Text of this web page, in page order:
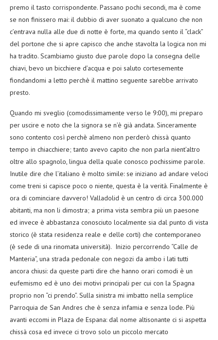
premo il tasto corrispondente. Passano pochi secondi, ma è come
se non finissero mai: il dubbio di aver suonato a qualcuno che non
c’entrava nulla alle due di notte è forte, ma quando sento il “clack”
del portone che si apre capisco che anche stavolta la logica non mi
ha tradito. Scambiamo giusto due parole dopo la consegna delle
chiavi, bevo un bicchiere d’acqua e poi saluto cortesemente
fiondandomi a letto perchè il mattino seguente sarebbe arrivato
presto.
Quando mi sveglio (comodissimamente verso le 9:00), mi preparo
per uscire e noto che la signora se n’è già andata. Sinceramente
sono contento così perchè almeno non perderò chissà quanto
tempo in chiacchiere; tanto avevo capito che non parla nient’altro
oltre allo spagnolo, lingua della quale conosco pochissime parole.
Inutile dire che l’italiano è molto simile: se iniziano ad andare veloci
come treni si capisce poco o niente, questa è la verità. Finalmente è
ora di cominciare davvero! Valladolid è un centro di circa 300.000
abitanti, ma non li dimostra; a prima vista sembra più un paesone
ed invece è abbastanza conosciuto localmente sia dal punto di vista
storico (è stata residenza reale e delle corti) che contemporaneo
(è sede di una rinomata università). Inizio percorrendo “Calle de
Manteria”, una strada pedonale con negozi da ambo i lati tutti
ancora chiusi: da queste parti dire che hanno orari comodi è un
eufemismo ed è uno dei motivi principali per cui con la Spagna
proprio non “ci prendo”. Sulla sinistra mi imbatto nella semplice
Parroquia de San Andres che è senza infamia e senza lode. Più
avanti eccomi in Plaza de Espana: dal nome altisonante ci si aspetta
chissà cosa ed invece ci trovo solo un piccolo mercato